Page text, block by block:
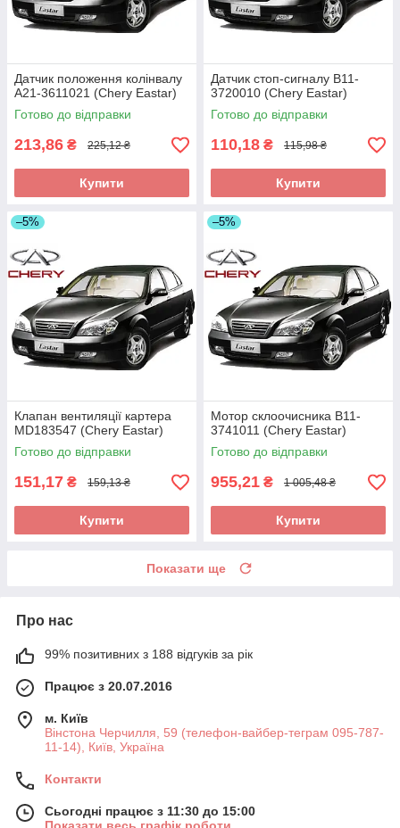
Датчик положення колінвалу
A21-3611021 (Chery Eastar)
Готово до відправки
213,86 ₴ 225,12 ₴
Купити
Датчик стоп-сигналу B11-
3720010 (Chery Eastar)
Готово до відправки
110,18 ₴ 115,98 ₴
Купити
–5%
Клапан вентиляції картера
MD183547 (Chery Eastar)
Готово до відправки
151,17 ₴ 159,13 ₴
Купити
–5%
Мотор склоочисника B11-
3741011 (Chery Eastar)
Готово до відправки
955,21 ₴ 1 005,48 ₴
Купити
Показати ще
Про нас
99% позитивних з 188 відгуків за рік
Працює з 20.07.2016
м. Київ
Вінстона Черчилля, 59 (телефон-вайбер-теграм 095-787-
11-14), Київ, Україна
Контакти
Сьогодні працює з 11:30 до 15:00